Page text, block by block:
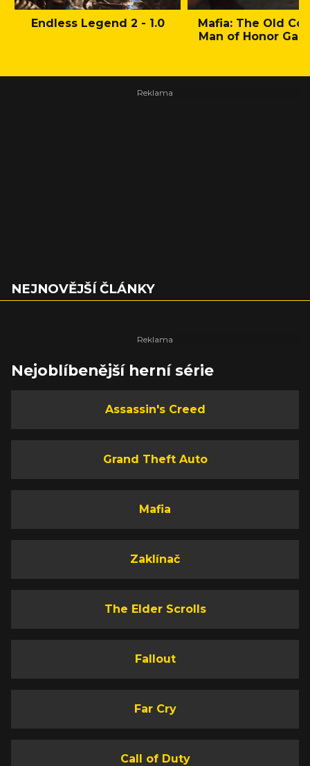
Endless Legend 2 - 1.0
Mafia: The Old
Man of Honor
NEJNOVĚJŠÍ ČLÁNKY
Nejoblíbenější herní série
Assassin's Creed
Grand Theft Auto
Mafia
Zaklínač
The Elder Scrolls
Fallout
Far Cry
Call of Duty